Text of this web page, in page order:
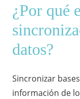
¿Por qué
datos?
Sincronizar
información de